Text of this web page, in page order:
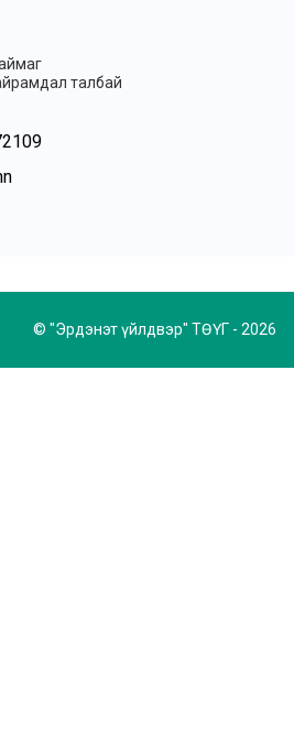
талбай
© "Эрдэнэт үйлдвэр" ТӨҮГ - 2026